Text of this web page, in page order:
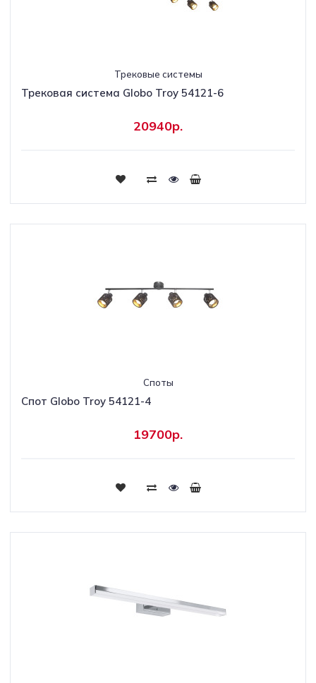
Трековые системы
Трековая система Globo Troy 54121-6
20940р.
Споты
Спот Globo Troy 54121-4
19700р.